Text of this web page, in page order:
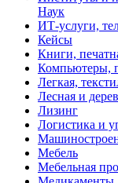
Наук
ИТ-услуги,
Кейсы
Книги,
Компьютеры,
Легкая,
Лесная и
Лизинг
Логистика и
Мебель
Мебельная